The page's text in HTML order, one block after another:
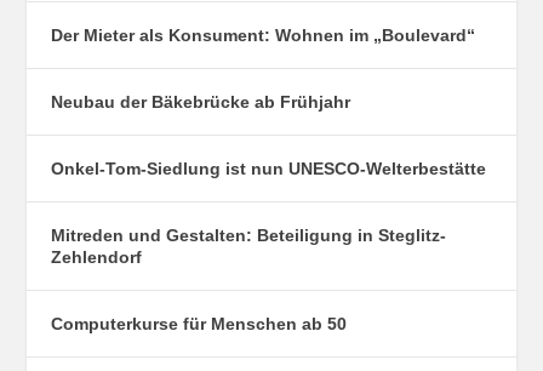
Der Mieter als Konsument: Wohnen im „Boulevard“
Neubau der Bäkebrücke ab Frühjahr
Onkel-Tom-Siedlung ist nun UNESCO-Welterbestätte
Mitreden und Gestalten: Beteiligung in Steglitz-
Zehlendorf
Computerkurse für Menschen ab 50